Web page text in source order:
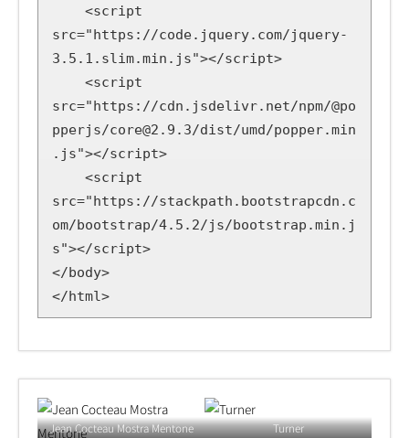
src="https://code.jquery.com/jquery-
3.5.1.slim.min.js"></script>
src="https://cdn.jsdelivr.net/npm/@po
pperjs/core@2.9.3/dist/umd/popper.min
.js"></script>
src="https://stackpath.bootstrapcdn.c
om/bootstrap/4.5.2/js/bootstrap.min.j
s"></script>
</body>
</html>
Jean Cocteau Mostra Mentone Turner